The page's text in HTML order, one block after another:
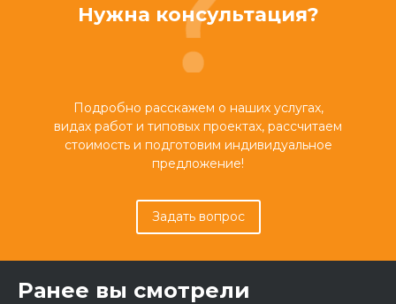
Нужна консультация?
Подробно расскажем о наших услугах,
видах работ и типовых проектах, рассчитаем
стоимость и подготовим индивидуальное
предложение!
Задать вопрос
Ранее вы смотрели